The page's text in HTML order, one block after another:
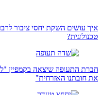
איך עושים השקת יחסי ציבור
טכנולוגית?
חברת התעופה שיצאה בקמפיין
את חובתנו האזרחית"